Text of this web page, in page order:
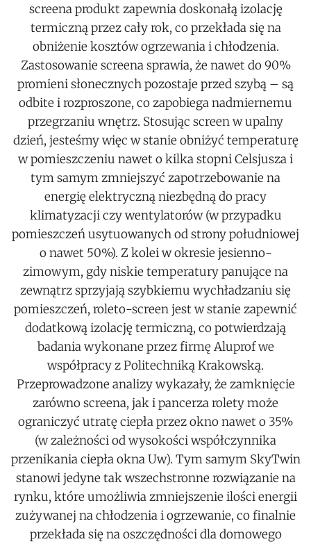
screena produkt zapewnia doskonałą izolację
termiczną przez cały rok, co przekłada się na
obniżenie kosztów ogrzewania i chłodzenia.
Zastosowanie screena sprawia, że nawet do 90%
promieni słonecznych pozostaje przed szybą – są
odbite i rozproszone, co zapobiega nadmiernemu
przegrzaniu wnętrz. Stosując screen w upalny
dzień, jesteśmy więc w stanie obniżyć temperaturę
w pomieszczeniu nawet o kilka stopni Celsjusza i
tym samym zmniejszyć zapotrzebowanie na
energię elektryczną niezbędną do pracy
klimatyzacji czy wentylatorów (w przypadku
pomieszczeń usytuowanych od strony południowej
o nawet 50%). Z kolei w okresie jesienno-
zimowym, gdy niskie temperatury panujące na
zewnątrz sprzyjają szybkiemu wychładzaniu się
pomieszczeń, roleto-screen jest w stanie zapewnić
dodatkową izolację termiczną, co potwierdzają
badania wykonane przez firmę Aluprof we
współpracy z Politechniką Krakowską.
Przeprowadzone analizy wykazały, że zamknięcie
zarówno screena, jak i pancerza rolety może
ograniczyć utratę ciepła przez okno nawet o 35%
(w zależności od wysokości współczynnika
przenikania ciepła okna Uw). Tym samym SkyTwin
stanowi jedyne tak wszechstronne rozwiązanie na
rynku, które umożliwia zmniejszenie ilości energii
zużywanej na chłodzenia i ogrzewanie, co finalnie
przekłada się na oszczędności dla domowego